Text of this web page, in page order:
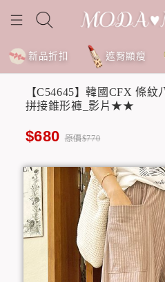
新品折扣 遮臀顯瘦
【C54645】韓國CFX 條
拼接錐形褲_影片★★
$680 原價$770